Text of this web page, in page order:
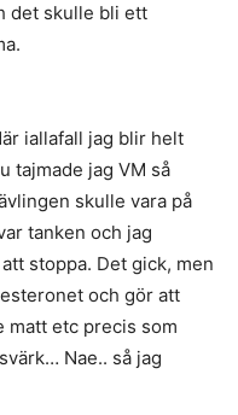
det skulle bli ett
iallafall jag blir helt
tajmade jag VM så
skulle vara på
tanken och jag
stoppa. Det gick, men
och gör att
matt etc precis som
Nae.. så jag